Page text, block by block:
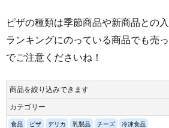
ピザの種類は季節商品や新商品との
ランキングにのっている商品でも売
でご注意くださいね！
商品を絞り込みできます
カテゴリー
食品 ピザ デリカ 乳製品 チーズ 冷凍食品